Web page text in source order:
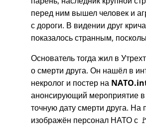
перед ним вышел человек и
с дороги. В видении друг
показалось странным,
Основатель тогда жил в
о смерти друга. Он нашёл в
некролог и постер на
анонсирующий мероприятие в
точную дату смерти друга. На
изображён персонал НАТО с